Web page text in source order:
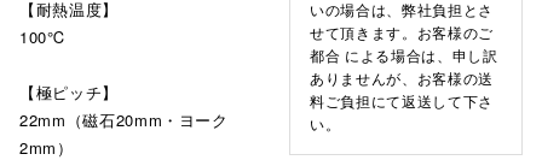
【耐熱温度】
100℃
【極ピッチ】
22mm（磁石20mm・ヨーク
2mm）
いの場合は、弊社負担とさ
せて頂きます。お客様のご
都合 による場合は、申し訳
ありませんが、お客様の送
料ご負担にて返送して下さ
い。